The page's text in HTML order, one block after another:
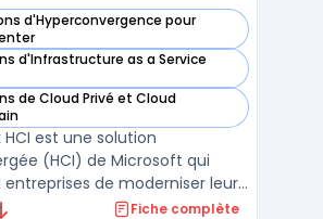
d'Hyperconvergence pour
Azure Stack HCI dans cette catégorie
d'Infrastructure as a Service
Azure Stack HCI dans cette catégorie
de Cloud Privé et Cloud
Azure Stack HCI dans cette catégorie
HCI est une solution
(HCI) de Microsoft qui
de moderniser leur
de centres de données tout
Fiche complète